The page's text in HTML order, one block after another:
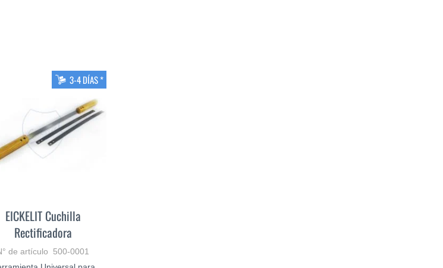
3-4 DÍAS *
EICKELIT Cuchilla
Rectificadora
de artículo 500-0001